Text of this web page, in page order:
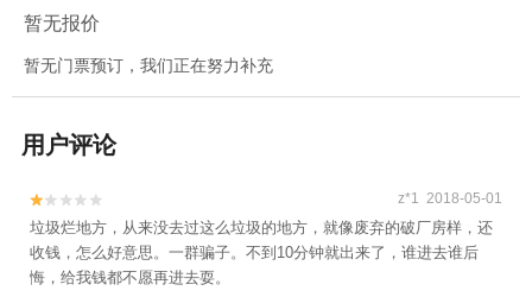
暂无报价
暂无门票预订，我们正在努力补充
用户评论

 z*1 2018-05-01
垃圾烂地方，从来没去过这么垃圾的地方，就像废弃的破厂房样，还
收钱，怎么好意思。一群骗子。不到10分钟就出来了，谁进去谁后
悔，给我钱都不愿再进去耍。